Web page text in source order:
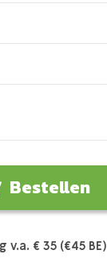
Bestellen
€ 35 (€45 BE)